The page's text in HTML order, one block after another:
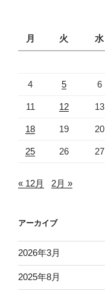
月
火 水
4 5 6
11 12 13
18 19 20
25 26 27
« 12月 2月 »
アーカイブ
2026年3月
2025年8月